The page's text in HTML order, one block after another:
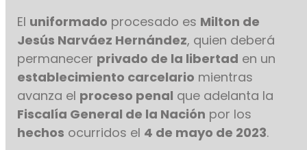
El uniformado procesado es Milton de
Jesús Narváez Hernández, quien deberá
permanecer privado de la libertad en un
establecimiento carcelario mientras
avanza el proceso penal que adelanta la
Fiscalía General de la Nación por los
hechos ocurridos el 4 de mayo de 2023.